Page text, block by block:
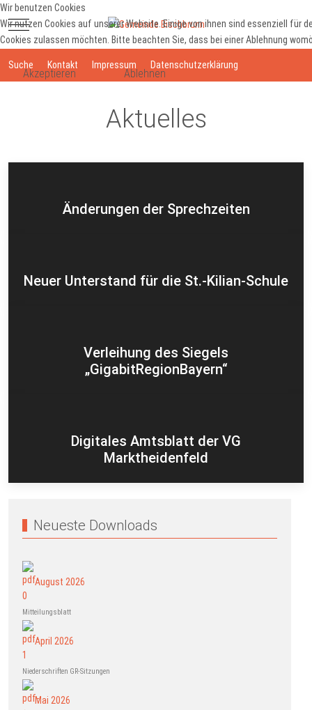
Mobile Menu Toggle
Suche Kontakt Impressum Datenschutzerklärung
Aktuelles
Änderungen der Sprechzeiten
Neuer Unterstand für die St.-Kilian-Schule
Verleihung des Siegels
„GigabitRegionBayern“
Digitales Amtsblatt der VG
Marktheidenfeld
Neueste Downloads
August 2026
Mitteilungsblatt
April 2026
Niederschriften GR-Sitzungen
Mai 2026
Wir benutzen Cookies
Wir nutzen Cookies auf unserer Website. Einige von ihnen sind essenziell für
Cookies zulassen möchten. Bitte beachten Sie, dass bei einer Ablehnung
Akzeptieren Ablehnen